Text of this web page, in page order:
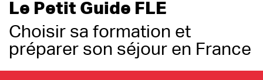
Le Petit Guide FLE
Choisir sa formation et
préparer son séjour en France